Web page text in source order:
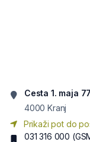
Cesta 1. maja 77
4000 Kranj
Prikaži pot do
031 316 000